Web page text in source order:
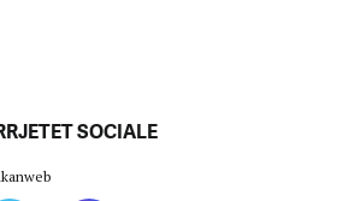
SOCIALE